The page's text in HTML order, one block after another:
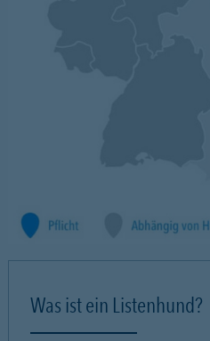
Was ist ein Listenhund?